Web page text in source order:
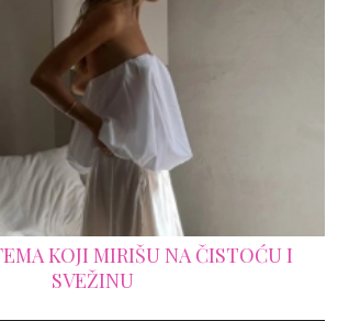
KOJI MIRIŠU NA ČISTOĆU I
SVEŽINU